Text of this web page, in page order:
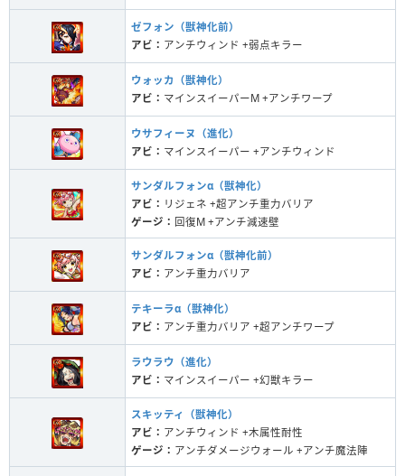
ゼフォン（獣神化前）
アビ： アンチウィンド +弱点キラー
ウォッカ（獣神化）
アビ： マインスイーパーM +アンチワープ
ウサフィーヌ（進化）
アビ： マインスイーパー +アンチウィンド
サンダルフォンα（獣神化）
アビ： リジェネ +超アンチ重力バリア
ゲージ： 回復M +アンチ減速壁
サンダルフォンα（獣神化前）
アビ： アンチ重力バリア
テキーラα（獣神化）
アビ： アンチ重力バリア +超アンチワープ
ラウラウ（進化）
アビ： マインスイーパー +幻獣キラー
スキッティ（獣神化）
アビ： アンチウィンド +木属性耐性
ゲージ： アンチダメージウォール +アンチ魔法陣